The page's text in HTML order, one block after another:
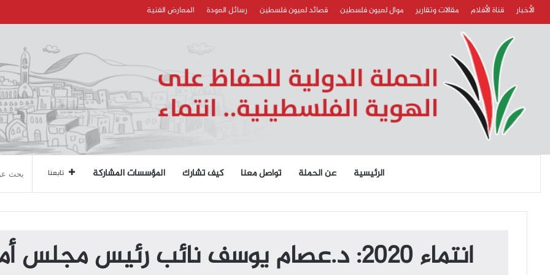
الأخبار قناة الأفلام مقالات وتقارير موال لعيون فلسطين قصائد لعيون فلسطين رسائل العودة المعارض الفنية
الرئيسية عن الحملة تواصل معنا كيف تشارك المؤسسات المشاركة تابعنا
انتماء 2020: د.عصام يوسف نائب رئيس مجلس أمناء انتربال – بريطانيا